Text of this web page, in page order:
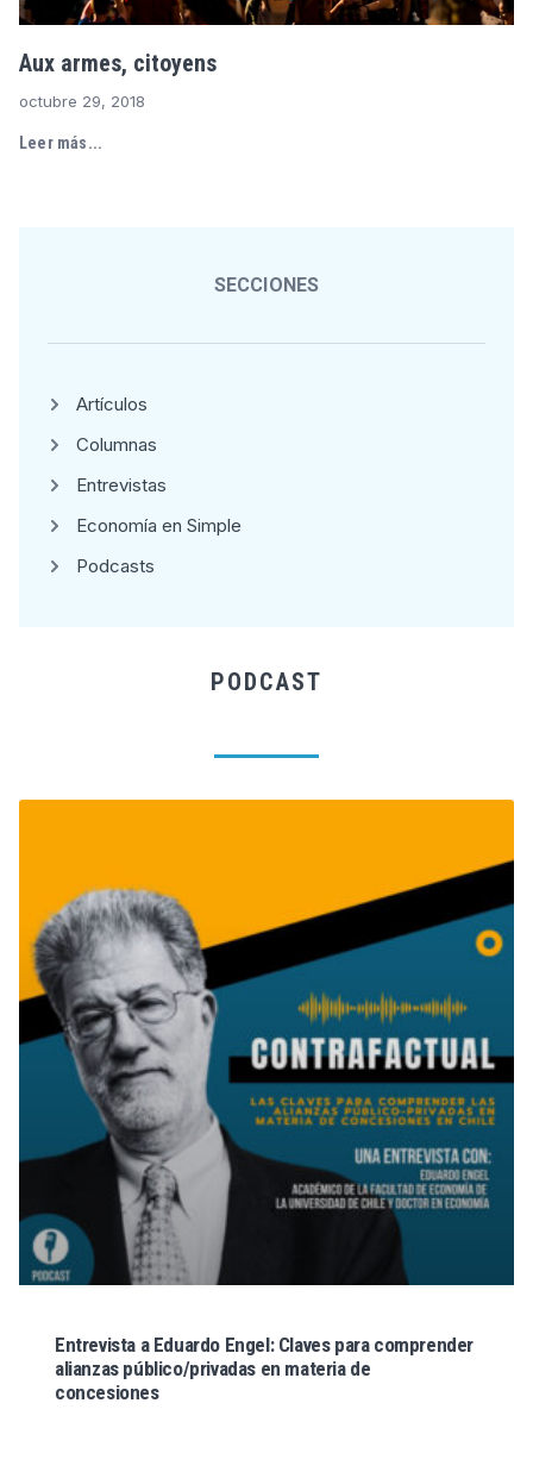
Aux armes, citoyens
octubre 29, 2018
Leer más...
SECCIONES
Artículos
Columnas
Entrevistas
Economía en Simple
Podcasts
PODCAST
Entrevista a Eduardo Engel: Claves para comprender
alianzas público/privadas en materia de
concesiones